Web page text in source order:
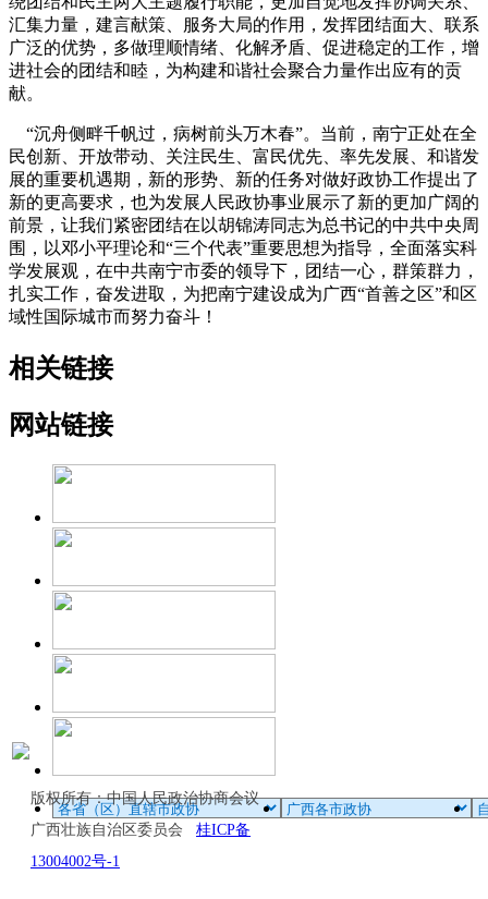
汇集力量，建言献策、服务大局的作用，发挥团结面大、联系
广泛的优势，多做理顺情绪、化解矛盾、促进稳定的工作，增
进社会的团结和睦，为构建和谐社会聚合力量作出应有的贡
献。
“沉舟侧畔千帆过，病树前头万木春”。当前，南宁正处在全
民创新、开放带动、关注民生、富民优先、率先发展、和谐发
展的重要机遇期，新的形势、新的任务对做好政协工作提出了
新的更高要求，也为发展人民政协事业展示了新的更加广阔的
前景，让我们紧密团结在以胡锦涛同志为总书记的中共中央周
围，以邓小平理论和“三个代表”重要思想为指导，全面落实科
学发展观，在中共南宁市委的领导下，团结一心，群策群力，
扎实工作，奋发进取，为把南宁建设成为广西“首善之区”和区
域性国际城市而努力奋斗！
相关链接
网站链接
版权所有：中国人民政治协商会议
广西壮族自治区委员会 桂ICP备
13004002号-1